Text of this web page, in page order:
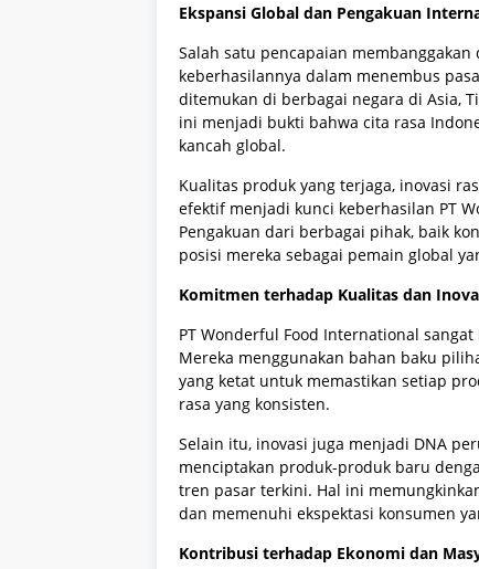
Ekspansi Global dan Pengakuan
Salah satu pencapaian
keberhasilannya dalam menembus
ditemukan di berbagai negara di Asia,
ini menjadi bukti bahwa cita rasa
kancah global.
Kualitas produk yang terjaga, inovasi
efektif menjadi kunci keberhasilan PT
Pengakuan dari berbagai pihak, baik
posisi mereka sebagai pemain global
Komitmen terhadap Kualitas dan
PT Wonderful Food International
Mereka menggunakan bahan baku
yang ketat untuk memastikan setiap
rasa yang konsisten.
Selain itu, inovasi juga menjadi DNA
menciptakan produk-produk baru
tren pasar terkini. Hal ini
dan memenuhi ekspektasi konsumen
Kontribusi terhadap Ekonomi dan